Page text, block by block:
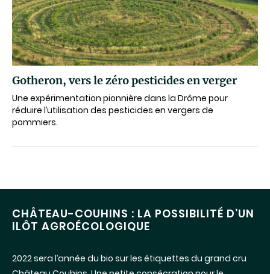
Gotheron, vers le zéro pesticides en verger
Une expérimentation pionnière dans la Drôme pour
réduire l’utilisation des pesticides en vergers de
pommiers.
CHÂTEAU-COUHINS : LA POSSIBILITÉ D’UN
ILÔT AGROÉCOLOGIQUE
2022 sera l’année du bio sur les étiquettes du grand cru